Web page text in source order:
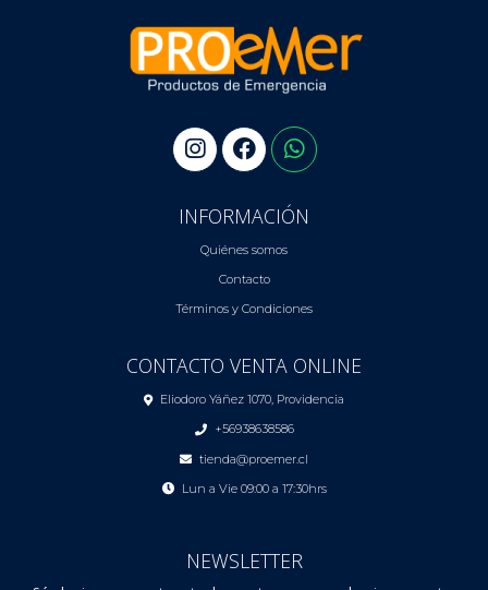
INFORMACIÓN
Quiénes somos
Contacto
Términos y Condiciones
CONTACTO VENTA ONLINE
Eliodoro Yáñez 1070, Providencia
+56938638586
tienda@proemer.cl
Lun a Vie 09:00 a 17:30hrs
NEWSLETTER